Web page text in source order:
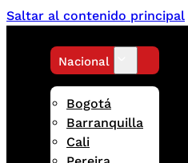
Saltar al contenido principal
Nacional
Bogotá
Barranquilla
Cali